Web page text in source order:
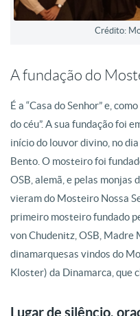
Crédito:
A fundação do
É a “Casa do Senhor” e,
do céu”. A sua fundação foi
início do louvor divino, no
Bento. O mosteiro foi
OSB, alemã, e pelas monjas
vieram do Mosteiro Nossa
primeiro mosteiro fundado
von Chudenitz, OSB,
dinamarquesas vindos do
Kloster) da Dinamarca, que
Lugar de silêncio,